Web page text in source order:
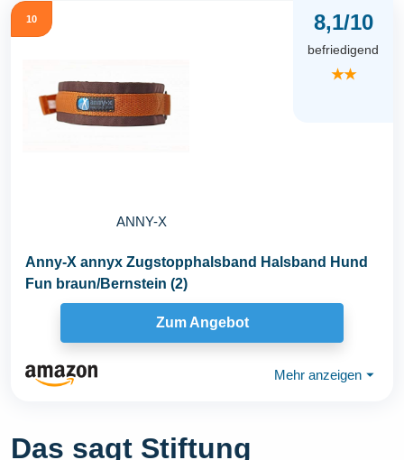
10
ANNY-X
8,1/10
befriedigend
★★
Anny-X annyx Zugstopphalsband Halsband Hund
Fun braun/Bernstein (2)
Zum Angebot
Mehr anzeigen ⏷
Das sagt Stiftung